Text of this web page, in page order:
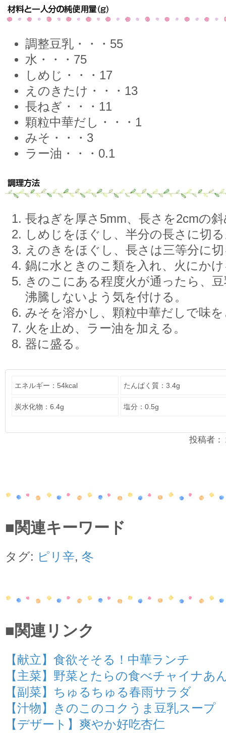
調整豆乳・・・55
水・・・75
しめじ・・・17
えのきたけ・・・13
長ねぎ・・・11
顆粒中華だし・・・1
みそ・・・3
ラー油・・・0.1
長ねぎを厚さ5mm、長さを2cmの
しめじをほぐし、半分の長さに切
えのきをほぐし、長さは三等分に
鍋に水ときのこ類を入れ、火にか
きのこにある程度火が通ったら、
沸騰しないよう気を付ける。
みそを溶かし、顆粒中華だしで味
火を止め、ラー油を加える。
器に盛る。
エネルギー：54kcal たんぱく質：3.4g
炭水化物：6.4g 塩分：0.5g
投稿者
■関連キーワード
タグ: ピリ辛, 冬
■関連リンク
【献立】食欲そそる！中華ランチ
【主菜】野菜とたらの食べチャイナあ
【副菜】ちゅるちゅる春雨サラダ
【汁物】きのこのコクうま豆乳スープ
【デザート】爽やか好吃杏仁